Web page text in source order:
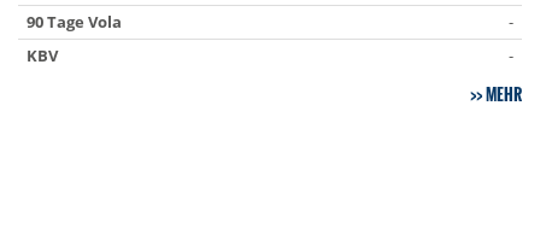
90 Tage Vola
-
KBV
-
MEHR